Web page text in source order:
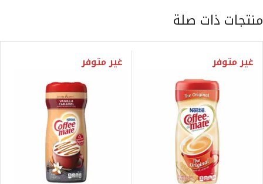
منتجات ذات صلة
غير متوفر غير متوفر